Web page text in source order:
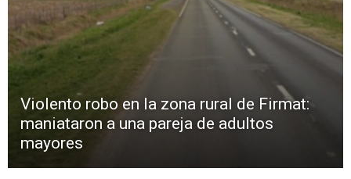
Violento robo en la zona rural de Firmat:
maniataron a una pareja de adultos
mayores